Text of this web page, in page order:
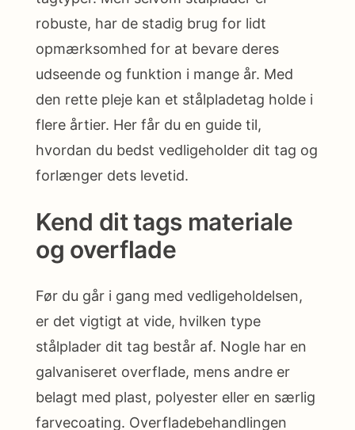
robuste, har de stadig brug for lidt
opmærksomhed for at bevare deres
udseende og funktion i mange år. Med
den rette pleje kan et stålpladetag holde i
flere årtier. Her får du en guide til,
hvordan du bedst vedligeholder dit tag og
forlænger dets levetid.
Kend dit tags materiale
og overflade
Før du går i gang med vedligeholdelsen,
er det vigtigt at vide, hvilken type
stålplader dit tag består af. Nogle har en
galvaniseret overflade, mens andre er
belagt med plast, polyester eller en særlig
farvecoating. Overfladebehandlingen